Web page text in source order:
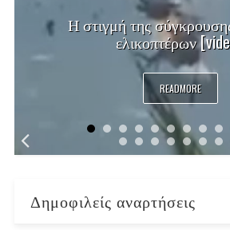
Η στιγμή της
ελικοπτέρων
READMORE
Δημοφιλείς αναρτήσεις